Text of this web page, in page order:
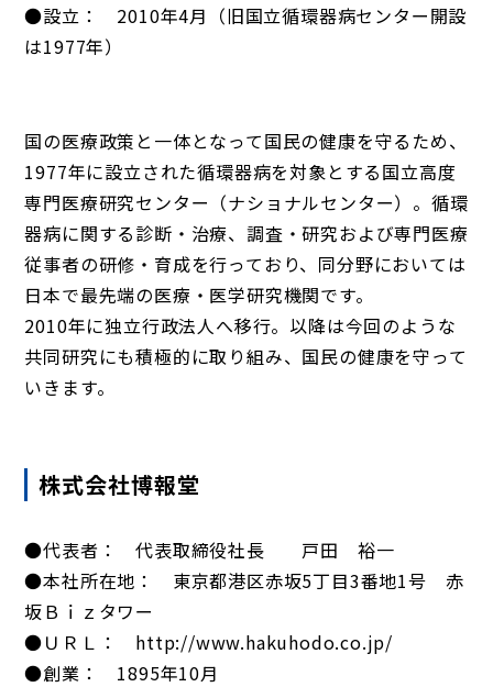
●設立： 2010年4月（旧国立循環器病センター開設
は1977年）
国の医療政策と一体となって国民の健康を守るため、
1977年に設立された循環器病を対象とする国立高度
専門医療研究センター（ナショナルセンター）。循環
器病に関する診断・治療、調査・研究および専門医療
従事者の研修・育成を行っており、同分野においては
日本で最先端の医療・医学研究機関です。
2010年に独立行政法人へ移行。以降は今回のような
共同研究にも積極的に取り組み、国民の健康を守って
いきます。
株式会社博報堂
●代表者： 代表取締役社長 戸田 裕一
●本社所在地： 東京都港区赤坂5丁目3番地1号 赤
坂Ｂｉｚタワー
●ＵＲＬ： http://www.hakuhodo.co.jp/
●創業： 1895年10月